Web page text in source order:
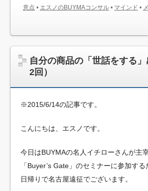
意点 • エスノのBUYMAコンサル • マインド •
自分の商品の「世話をする
2回）
※2015/6/14の記事です。
こんにちは、エスノです。
今日はBUYMAの名人イチローさんが主
「Buyer’s Gate」のセミナーに参加する
日帰りで名古屋遠征でございます。